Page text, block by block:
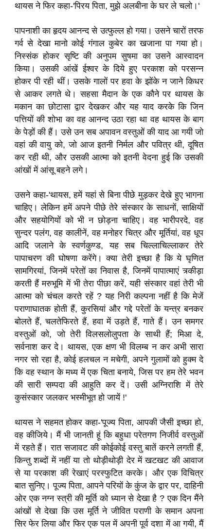
थायस ने फिर कहा-'पिरय पिता, मुझे अलबीना के घर ले चलो।'
पापनाशी का हृदय आनन्द से उत्फुल्ल हो गया। उसने चारों तरफ
गर्व से देखा मानो कोई गंगाल कुबेर का खजाना पा गया हो।
निस्संक होकर सृष्टि की अनुपम सुषमा का उसने आस्वादन
किया। उसकी आंखें ईश्वर के दिये हुए परकाश को परसन्न
होकर पी रही थीं। उसके गालों पर हवा के झोंके न जाने किधर
से आकर लगते थे। सहसा मैदान के एक कौने पर थायस के
मकान का छोटासा द्वार देखकर और यह याद करके कि जिन
पत्तियों की शोभा का वह आनन्द उठा रहा था वह थायस के बाग
के पेड़ों की हैं। उसे उन सब अपावन वस्तुओं की याद आ गयी जो
वहां की वायु को, जो आज इतनी निर्मल और पवित्र थी, दूषित
कर रही थी, और उसकी आत्मा को इतनी वेदना हुई कि उसकी
आंखों में आंसू बहने लगे।
उसने कहा-'थायस, हमें यहां से बिना पीछे मुड़कर देखे हुए भागना
चाहिए। लेकिन हमें अपने पीछे तेरे संस्कार के साधनों, साक्षियों
और सहयोगियों को भी न छोड़ना चाहिए। वह भारीपरदे, वह
सुन्दर पलंग, वह कालीनें, वह मनोहर चित्र और मूर्तियां, वह धूप
आदि जलाने के स्वर्णकुण्ड, यह सब चिल्लाचिल्लाकर तेरे
पापाचरण की घोषणा करेंगे। क्या तेरी इच्छा है कि ये घृणित
सामगिरयां, जिनमें परेतों का निवास है, जिनमें पापात्माएं त्र्कीड़ा
करती हैं मरुभूमि में भी तेरा पीछा करें, यही संस्कार वहां तेरी भी
आत्मा को चंचल करते रहें ? यह निरी कल्पना नहीं है कि मेजें
पराणाघातक होती हैं, कुरसियां और गद्दे परेतों के यन्त्र बनकर
बोलते हैं, चलतेफिरते हैं, हवा में उड़ते हैं, गाते हैं। उन समगर
वस्तुओं को, जो तेरी विलसलोलुपता के साथी हैं; मिआ दे,
सर्वनाश कर दे। थायस, एक क्षण भी विलम्ब न कर अभी सारा
नगर सो रहा है, कोई हलचल न मचेगी, अपने गुलामों को हुक्म दे
कि वह स्थान के मध्य में एक चिता बनाये, जिस पर हम तेरे भवन
की सारी सम्पदा की आहुति कर दें। उसी अग्निराशि में तेरे
कुसंस्कार जलकर भस्मीभूत हो जायें !'
थायस ने सहमत होकर कहा-'पूज्य पिता, आपकी जैसी इच्छा हो,
वह कीजिये। मैं भी जानती हूं कि बहुधा परेतगण निजीर्व वस्तुओं
में रहते हैं। रात सजावट की कोईकोई वस्तु बातें करने लगती हैं,
किन्तु शब्दों में नहीं या तो थोड़ीथोड़ी देर में खटखट की आवाज
से या परकाश की रेखाएं परस्फुटित करके। और एक विचित्र
बात सुनिए। पूज्य पिता, आपने परियों के कुंज के द्वार पर, दाहिनी
ओर एक नग्न स्त्री की मूर्ति को ध्यान से देखा है ? एक दिन मैंने
आंखों से देखा कि उस मूर्ति ने जीवित पराणी के समान अपना
सिर फेर लिया और फिर एक पल में अपनी पूर्व दशा में आ गयी, मैं